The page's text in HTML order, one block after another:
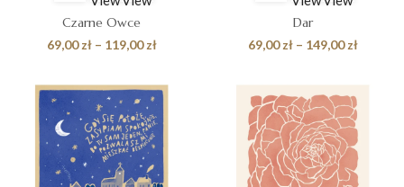
Czarne Owce
69,00zł – 119,00złZakres
od
69,00 zł
do
Dar
69,00zł – 149,00złZakres
69,00 zł
do
149,00